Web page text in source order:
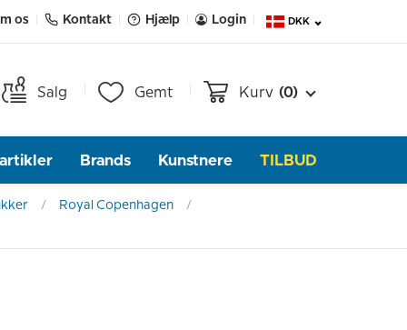
os Kontakt Hjælp Login DKK
Salg Gemt Kurv (0)
Brands Kunstnere TILBUD
Royal Copenhagen